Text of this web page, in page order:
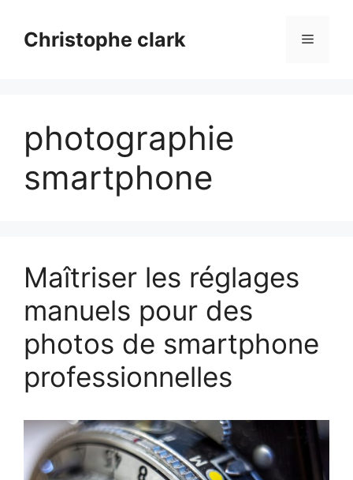
contenuChristophe clark Menu
photographie
smartphone
Maîtriser les réglages
manuels pour des
photos de smartphone
professionnelles